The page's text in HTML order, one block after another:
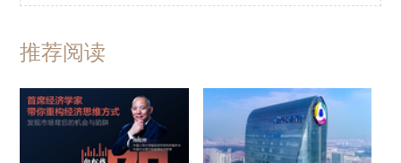
推荐阅读